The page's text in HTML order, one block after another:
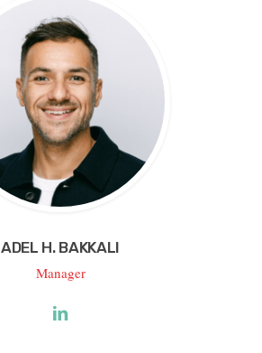
ADEL H. BAKKALI
Manager